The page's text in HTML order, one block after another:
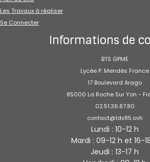
Les Travaux à réaliser
Se Connecter
Informations de
BTS GPME
Lycée P. Mendès France
17 Boulevard Arago
85000 La Roche Sur Yon -
02.51.36.87.80
contact@ldv85.ovh
Lundi : 10-12 h
Mardi : 09-12 h et 16-
Jeudi : 13-17 h